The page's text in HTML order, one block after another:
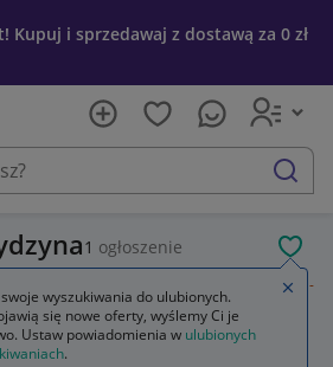
Kupuj i sprzedawaj z dostawą za 0 zł
szukaj
1 ogłoszenie
III RP 1990 -
+0 km
wyszukiwania do ulubionych.
się nowe oferty, wyślemy Ci je
Ustaw powiadomienia w ulubionych
.